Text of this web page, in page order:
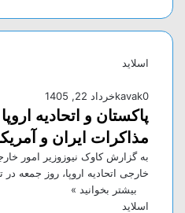
اسلاید
kavakخرداد 22, 1405 0
پاکستان و اتحادیه
مذاکرات ایران و
به گزارش کاوک نیوزوزیر امور
خارجی اتحادیه اروپا، روز جمعه
بیشتر بخوانید »
اسلاید